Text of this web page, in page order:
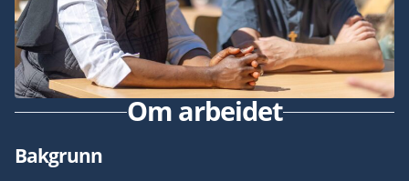
Om arbeidet
Bakgrunn